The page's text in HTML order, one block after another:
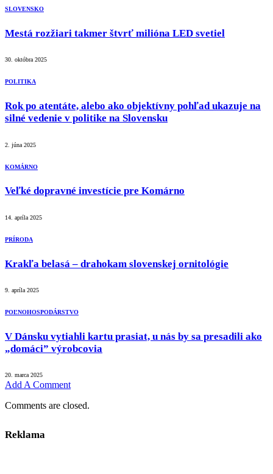
SLOVENSKO
Mestá rozžiari takmer štvrť milióna LED svetiel
30. októbra 2025
POLITIKA
Rok po atentáte, alebo ako objektívny pohľad ukazuje na
silné vedenie v politike na Slovensku
2. júna 2025
KOMÁRNO
Veľké dopravné investície pre Komárno
14. apríla 2025
PRÍRODA
Krakľa belasá – drahokam slovenskej ornitológie
9. apríla 2025
POĽNOHOSPODÁRSTVO
V Dánsku vytiahli kartu prasiat, u nás by sa presadili ako
„domáci” výrobcovia
20. marca 2025
Add A Comment
Comments are closed.
Reklama